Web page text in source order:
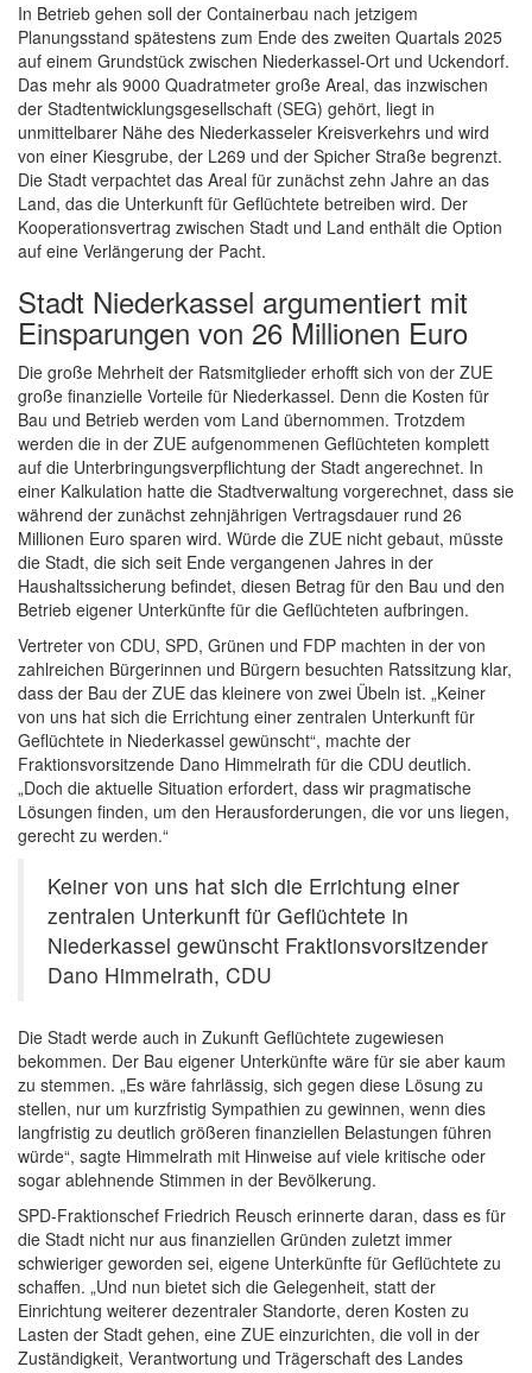
In Betrieb gehen soll der Containerbau nach jetzigem
Planungsstand spätestens zum Ende des zweiten Quartals 2025
auf einem Grundstück zwischen Niederkassel-Ort und Uckendorf.
Das mehr als 9000 Quadratmeter große Areal, das inzwischen
der Stadtentwicklungsgesellschaft (SEG) gehört, liegt in
unmittelbarer Nähe des Niederkasseler Kreisverkehrs und wird
von einer Kiesgrube, der L269 und der Spicher Straße begrenzt.
Die Stadt verpachtet das Areal für zunächst zehn Jahre an das
Land, das die Unterkunft für Geflüchtete betreiben wird. Der
Kooperationsvertrag zwischen Stadt und Land enthält die Option
auf eine Verlängerung der Pacht.
Stadt Niederkassel argumentiert mit
Einsparungen von 26 Millionen Euro
Die große Mehrheit der Ratsmitglieder erhofft sich von der ZUE
große finanzielle Vorteile für Niederkassel. Denn die Kosten für
Bau und Betrieb werden vom Land übernommen. Trotzdem
werden die in der ZUE aufgenommenen Geflüchteten komplett
auf die Unterbringungsverpflichtung der Stadt angerechnet. In
einer Kalkulation hatte die Stadtverwaltung vorgerechnet, dass sie
während der zunächst zehnjährigen Vertragsdauer rund 26
Millionen Euro sparen wird. Würde die ZUE nicht gebaut, müsste
die Stadt, die sich seit Ende vergangenen Jahres in der
Haushaltssicherung befindet, diesen Betrag für den Bau und den
Betrieb eigener Unterkünfte für die Geflüchteten aufbringen.
Vertreter von CDU, SPD, Grünen und FDP machten in der von
zahlreichen Bürgerinnen und Bürgern besuchten Ratssitzung klar,
dass der Bau der ZUE das kleinere von zwei Übeln ist. „Keiner
von uns hat sich die Errichtung einer zentralen Unterkunft für
Geflüchtete in Niederkassel gewünscht“, machte der
Fraktionsvorsitzende Dano Himmelrath für die CDU deutlich.
„Doch die aktuelle Situation erfordert, dass wir pragmatische
Lösungen finden, um den Herausforderungen, die vor uns liegen,
gerecht zu werden.“
Keiner von uns hat sich die Errichtung einer
zentralen Unterkunft für Geflüchtete in
Niederkassel gewünscht Fraktionsvorsitzender
Dano Himmelrath, CDU
Die Stadt werde auch in Zukunft Geflüchtete zugewiesen
bekommen. Der Bau eigener Unterkünfte wäre für sie aber kaum
zu stemmen. „Es wäre fahrlässig, sich gegen diese Lösung zu
stellen, nur um kurzfristig Sympathien zu gewinnen, wenn dies
langfristig zu deutlich größeren finanziellen Belastungen führen
würde“, sagte Himmelrath mit Hinweise auf viele kritische oder
sogar ablehnende Stimmen in der Bevölkerung.
SPD-Fraktionschef Friedrich Reusch erinnerte daran, dass es für
die Stadt nicht nur aus finanziellen Gründen zuletzt immer
schwieriger geworden sei, eigene Unterkünfte für Geflüchtete zu
schaffen. „Und nun bietet sich die Gelegenheit, statt der
Einrichtung weiterer dezentraler Standorte, deren Kosten zu
Lasten der Stadt gehen, eine ZUE einzurichten, die voll in der
Zuständigkeit, Verantwortung und Trägerschaft des Landes